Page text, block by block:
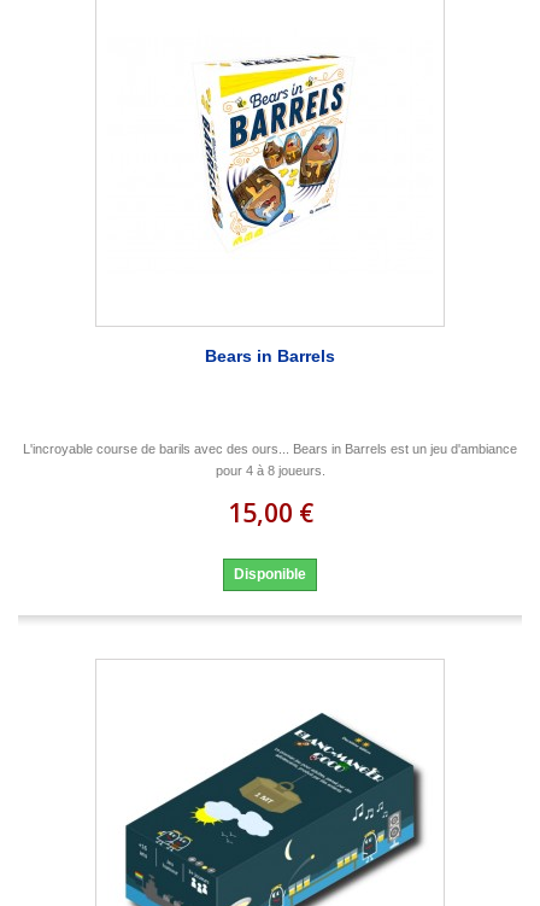
Bears in Barrels
L'incroyable course de barils avec des ours... Bears in Barrels est un jeu d'ambiance
pour 4 à 8 joueurs.
15,00 €
Disponible